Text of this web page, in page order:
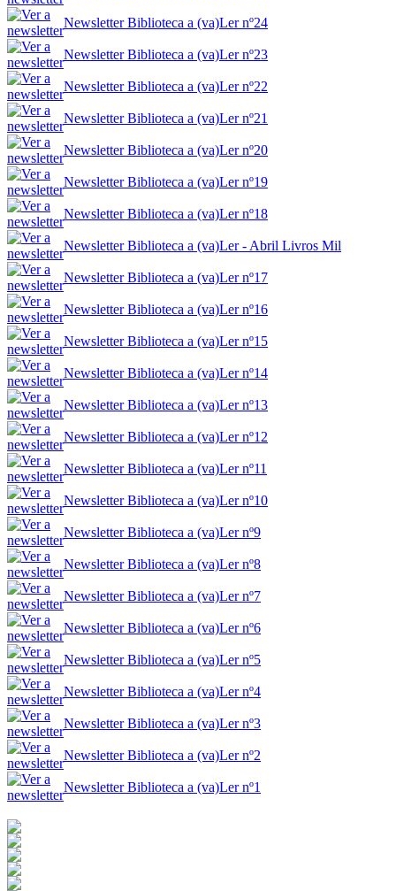
Newsletter Biblioteca a (va)Ler nº24
Newsletter Biblioteca a (va)Ler nº23
Newsletter Biblioteca a (va)Ler nº22
Newsletter Biblioteca a (va)Ler nº21
Newsletter Biblioteca a (va)Ler nº20
Newsletter Biblioteca a (va)Ler nº19
Newsletter Biblioteca a (va)Ler nº18
Newsletter Biblioteca a (va)Ler - Abril Livros Mil
Newsletter Biblioteca a (va)Ler nº17
Newsletter Biblioteca a (va)Ler nº16
Newsletter Biblioteca a (va)Ler nº15
Newsletter Biblioteca a (va)Ler nº14
Newsletter Biblioteca a (va)Ler nº13
Newsletter Biblioteca a (va)Ler nº12
Newsletter Biblioteca a (va)Ler nº11
Newsletter Biblioteca a (va)Ler nº10
Newsletter Biblioteca a (va)Ler nº9
Newsletter Biblioteca a (va)Ler nº8
Newsletter Biblioteca a (va)Ler nº7
Newsletter Biblioteca a (va)Ler nº6
Newsletter Biblioteca a (va)Ler nº5
Newsletter Biblioteca a (va)Ler nº4
Newsletter Biblioteca a (va)Ler nº3
Newsletter Biblioteca a (va)Ler nº2
Newsletter Biblioteca a (va)Ler nº1